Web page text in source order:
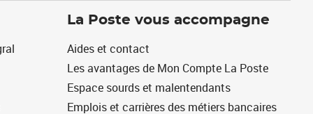
La Poste vous accompagne
Aides et contact
Les avantages de Mon Compte La Poste
Espace sourds et malentendants
Emplois et carrières des métiers bancaires